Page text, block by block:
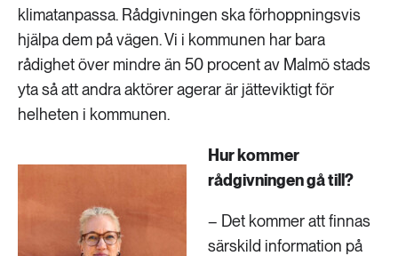
klimatanpassa. Rådgivningen ska förhoppningsvis
hjälpa dem på vägen. Vi i kommunen har bara
rådighet över mindre än 50 procent av Malmö stads
yta så att andra aktörer agerar är jätteviktigt för
helheten i kommunen.
Hur kommer
rådgivningen gå till?
– Det kommer att finnas
särskild information på